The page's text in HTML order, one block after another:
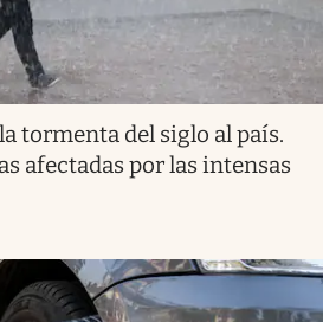
tormenta del siglo al país.
afectadas por las intensas